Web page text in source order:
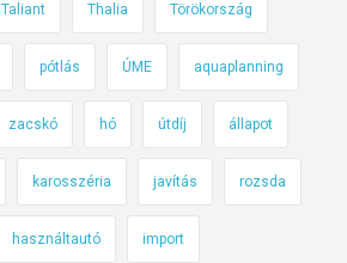
Taliant Thalia Törökország
pótlás ÚME aquaplanning
zacskó hó útdíj állapot
karosszéria javítás rozsda
használtautó import